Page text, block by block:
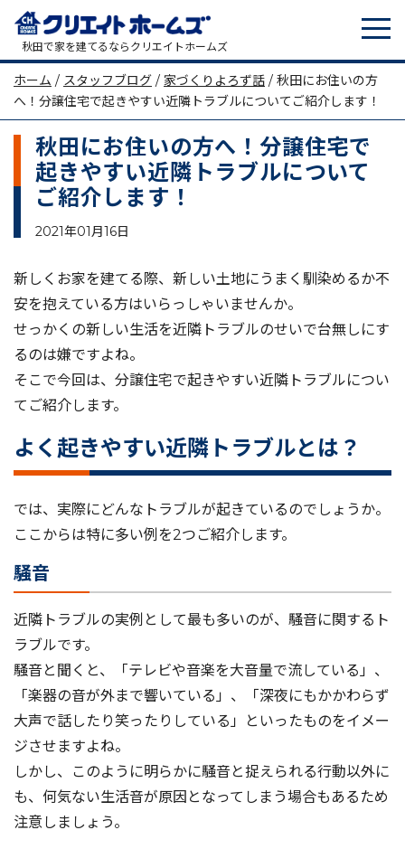
メインナビゲーション
秋田で家を建てるならクリエイトホームズ
ホーム / スタッフブログ / 家づくりよろず話 / 秋田にお住いの方
へ！分譲住宅で起きやすい近隣トラブルについてご紹介します！
秋田にお住いの方へ！分譲住宅で
起きやすい近隣トラブルについて
ご紹介します！
2021年01月16日
新しくお家を建てる際、新しい土地にうまく馴染めるか不
安を抱えている方はいらっしゃいませんか。
せっかくの新しい生活を近隣トラブルのせいで台無しにす
るのは嫌ですよね。
そこで今回は、分譲住宅で起きやすい近隣トラブルについ
てご紹介します。
よく起きやすい近隣トラブルとは？
では、実際にどんなトラブルが起きているのでしょうか。
ここからは特に多い例を2つご紹介します。
騒音
近隣トラブルの実例として最も多いのが、騒音に関するト
ラブルです。
騒音と聞くと、「テレビや音楽を大音量で流している」、
「楽器の音が外まで響いている」、「深夜にもかかわらず
大声で話したり笑ったりしている」といったものをイメー
ジさせますよね。
しかし、このように明らかに騒音と捉えられる行動以外に
も、何気ない生活音が原因となってしまう場合もあるため
注意しましょう。